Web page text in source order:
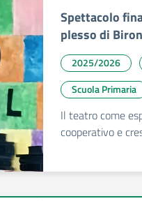
Spettacolo
plesso di
2025/2026
Scuola Primaria
Il teatro come
cooperativo e